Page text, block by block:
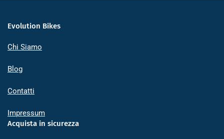
Evolution Bikes
Chi Siamo
Blog
Contatti
Impressum
Acquista in sicurezza